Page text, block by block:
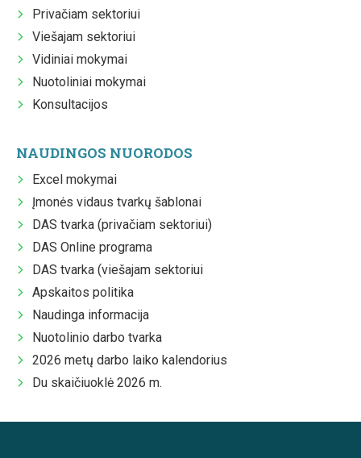
Privačiam sektoriui
Viešajam sektoriui
Vidiniai mokymai
Nuotoliniai mokymai
Konsultacijos
NAUDINGOS NUORODOS
Excel mokymai
Įmonės vidaus tvarkų šablonai
DAS tvarka (privačiam sektoriui)
DAS Online programa
DAS tvarka (viešajam sektoriui
Apskaitos politika
Naudinga informacija
Nuotolinio darbo tvarka
2026 metų darbo laiko kalendorius
Du skaičiuoklė 2026 m.